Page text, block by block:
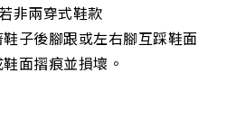
非兩穿式鞋款
子後腳跟或左右腳互踩鞋面
面摺痕並損壞。